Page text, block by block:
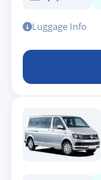
Luggage Info